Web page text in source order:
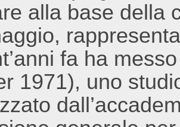
alla base della
fa ha
1971), uno